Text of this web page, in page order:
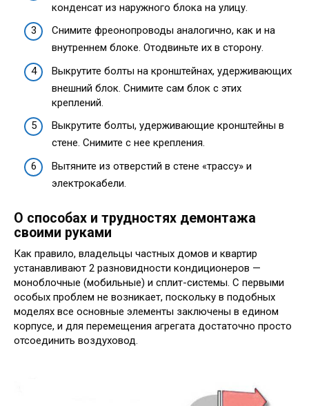
конденсат из наружного блока на улицу.
Снимите фреонопроводы аналогично, как и на
внутреннем блоке. Отодвиньте их в сторону.
Выкрутите болты на кронштейнах, удерживающих
внешний блок. Снимите сам блок с этих
креплений.
Выкрутите болты, удерживающие кронштейны в
стене. Снимите с нее крепления.
Вытяните из отверстий в стене «трассу» и
электрокабели.
О способах и трудностях демонтажа
своими руками
Как правило, владельцы частных домов и квартир
устанавливают 2 разновидности кондиционеров —
моноблочные (мобильные) и сплит-системы. С первыми
особых проблем не возникает, поскольку в подобных
моделях все основные элементы заключены в едином
корпусе, и для перемещения агрегата достаточно просто
отсоединить воздуховод.